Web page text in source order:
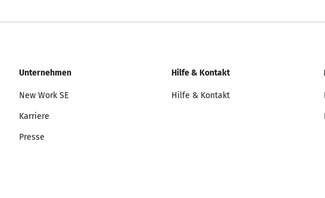
Unternehmen
New Work SE
Karriere
Presse
Hilfe & Kontakt
Hilfe & Kontakt